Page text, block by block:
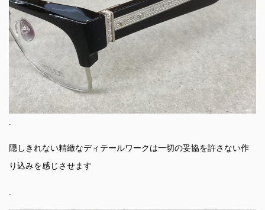
.
隠しきれない精緻なディテールワークは一切の妥協を許さない作
り込みを感じさせます
.